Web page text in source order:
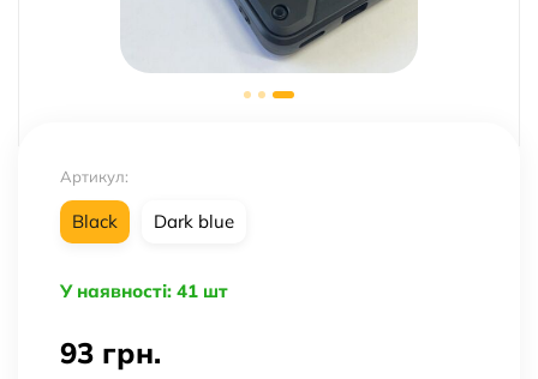
Артикул:
Black Dark blue
У наявності: 41 шт
93 грн.